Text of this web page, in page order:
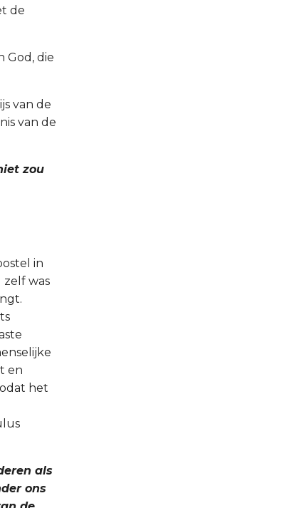
de
God, die
van de
van de
zou
in
zelf was
en
het
als
ons